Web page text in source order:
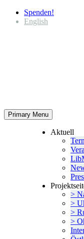
Spenden!
English
Primary Menu
Aktuell
>
>
>
>